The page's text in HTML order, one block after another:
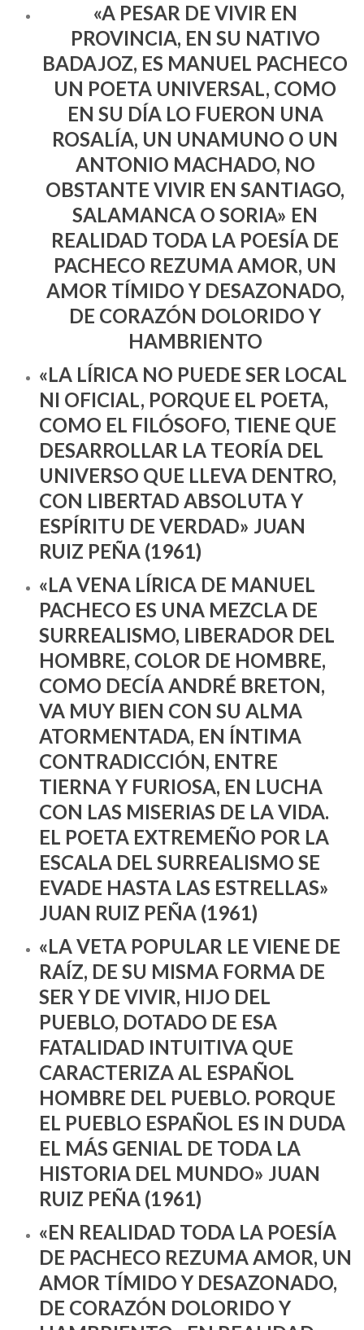
«A PESAR DE VIVIR EN
PROVINCIA, EN SU NATIVO
BADAJOZ, ES MANUEL PACHECO
UN POETA UNIVERSAL, COMO
EN SU DÍA LO FUERON UNA
ROSALÍA, UN UNAMUNO O UN
ANTONIO MACHADO, NO
OBSTANTE VIVIR EN SANTIAGO,
SALAMANCA O SORIA» EN
REALIDAD TODA LA POESÍA DE
PACHECO REZUMA AMOR, UN
AMOR TÍMIDO Y DESAZONADO,
DE CORAZÓN DOLORIDO Y
HAMBRIENTO
«LA LÍRICA NO PUEDE SER LOCAL
NI OFICIAL, PORQUE EL POETA,
COMO EL FILÓSOFO, TIENE QUE
DESARROLLAR LA TEORÍA DEL
UNIVERSO QUE LLEVA DENTRO,
CON LIBERTAD ABSOLUTA Y
ESPÍRITU DE VERDAD» JUAN
RUIZ PEÑA (1961)
«LA VENA LÍRICA DE MANUEL
PACHECO ES UNA MEZCLA DE
SURREALISMO, LIBERADOR DEL
HOMBRE, COLOR DE HOMBRE,
COMO DECÍA ANDRÉ BRETON,
VA MUY BIEN CON SU ALMA
ATORMENTADA, EN ÍNTIMA
CONTRADICCIÓN, ENTRE
TIERNA Y FURIOSA, EN LUCHA
CON LAS MISERIAS DE LA VIDA.
EL POETA EXTREMEÑO POR LA
ESCALA DEL SURREALISMO SE
EVADE HASTA LAS ESTRELLAS»
JUAN RUIZ PEÑA (1961)
«LA VETA POPULAR LE VIENE DE
RAÍZ, DE SU MISMA FORMA DE
SER Y DE VIVIR, HIJO DEL
PUEBLO, DOTADO DE ESA
FATALIDAD INTUITIVA QUE
CARACTERIZA AL ESPAÑOL
HOMBRE DEL PUEBLO. PORQUE
EL PUEBLO ESPAÑOL ES IN DUDA
EL MÁS GENIAL DE TODA LA
HISTORIA DEL MUNDO» JUAN
RUIZ PEÑA (1961)
«EN REALIDAD TODA LA POESÍA
DE PACHECO REZUMA AMOR, UN
AMOR TÍMIDO Y DESAZONADO,
DE CORAZÓN DOLORIDO Y